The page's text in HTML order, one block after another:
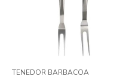
TENEDOR BARBACOA